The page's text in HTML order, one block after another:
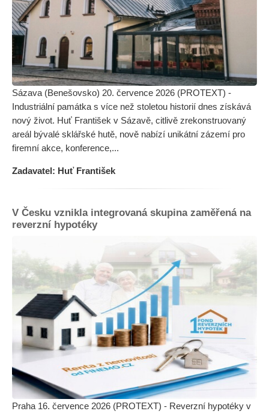
Sázava (Benešovsko) 20. července 2026 (PROTEXT) -
Industriální památka s více než stoletou historií dnes získává
nový život. Huť František v Sázavě, citlivě zrekonstruovaný
areál bývalé sklářské hutě, nově nabízí unikátní zázemí pro
firemní akce, konference,...
Zadavatel: Huť František
V Česku vznikla integrovaná skupina zaměřená na
reverzní hypotéky
Praha 16. července 2026 (PROTEXT) - Reverzní hypotéky v